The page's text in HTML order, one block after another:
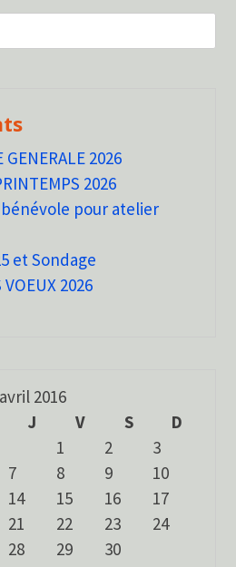
GENERALE 2026
2026
pour atelier
et Sondage
2026
avril 2016
J V S
D
1
2
3
7 8 9
10
14 15 16
17
21 22 23
24
28 29 30